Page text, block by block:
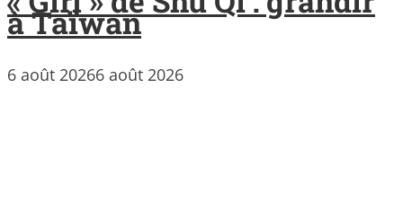
à Taïwan
6 août 20266 août 2026